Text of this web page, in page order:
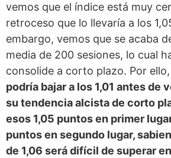
vemos que el índice está muy
retroceso que lo llevaría a los
embargo, vemos que se acaba
media de 200 sesiones, lo cual
consolide a corto plazo. Por ello,
podría bajar a los 1,01 antes de
su tendencia alcista de corto
esos 1,05 puntos en primer
puntos en segundo lugar,
de 1,06 será difícil de superar